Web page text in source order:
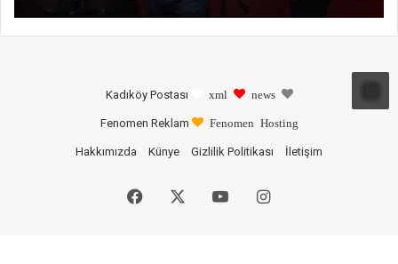
Kadıköy Postası xml news
Fenomen Reklam Fenomen Hosting
Hakkımızda Künye Gizlilik Politikası İletişim
Facebook YouTubeInstagram